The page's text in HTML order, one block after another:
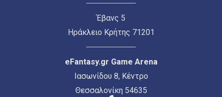
Έβανς 5
Ηράκλειο Κρήτης 71201
eFantasy.gr Game Arena
Ιασωνίδου 8, Κέντρο
Θεσσαλονίκη 54635